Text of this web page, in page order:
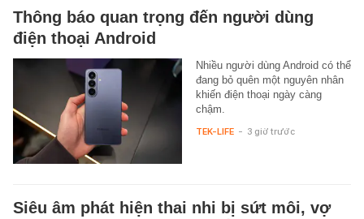
Thông báo quan trọng đến người dùng
điện thoại Android
Nhiều người dùng Android có thể
đang bỏ quên một nguyên nhân
khiến điện thoại ngày càng
chậm.
TEK-LIFE - 3 giờ trước
Siêu âm phát hiện thai nhi bị sứt môi, vợ